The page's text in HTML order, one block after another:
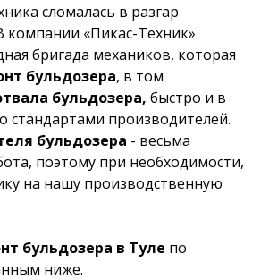
сломалась в разгар
компании «Пикас-Техник»
бригада механиков, которая
бульдозера, в том
бульдозера, быстро и в
стандартами производителей.
бульдозера - весьма
поэтому при необходимости,
на нашу производственную
бульдозера в Туле по
ниже.